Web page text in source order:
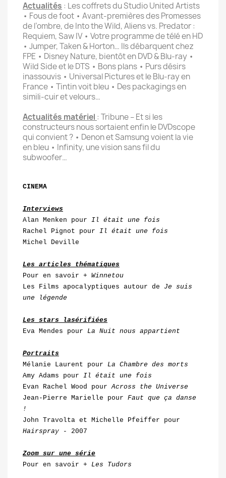
Actualités : Les coffrets du Studio United Artists
• Fous de foot • Avant-premières des Promesses
de l’ombre, de Into the Wild, Aliens vs. Predator :
Requiem, Saw IV • Votre programme de télé en HD
• Jumper, Taken & Horton… Ils débarquent chez
FPE • Disney Nature, bientôt en DVD & Blu-ray •
Wild Side et le DTS • Bons plans • Purs désirs
inassouvis • Universal Pictures et le Blu-ray en
France • Tintin voit bleu • Des packagings en
simili-cuir et velours…
Actualités matériel : Tribune – Et si les
constructeurs nous sortaient enfin le DVDscope
qui convient ? • Denon et Samsung voient la vie
en bleu • Infinity, une vision sans fil du
subwoofer…
CINEMA
Interviews
Alan Menken pour Il était une fois
Rachel Pignot pour Il était une fois
Michel Deville
Les articles thématiques
Pour en savoir + Winnetou
Les Films apocalyptiques autour de Je suis
une légende
Les stars lasérifiées
Eva Mendes pour La Nuit nous appartient
Portraits
Mélanie Laurent pour La Chambre des morts
Amy Adams pour Il était une fois
Evan Rachel Wood pourAcross the Universe
Jean-Pierre Marielle pour Faut que ça danse
!
John Travolta et Michelle Pfeiffer pour
Hairspray - 2007
Zoom sur une série
Pour en savoir + Les Tudors